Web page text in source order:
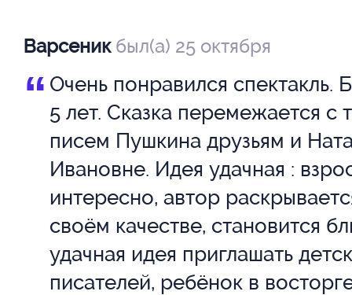
Такого гордая царица
вмиг избавилась от
увести приказала. Но и лес
людей оказался!
Семеро богатырей царевну
стала жить она у них
мирно.
Варсеникбыл(а) 25 октября
“ Очень понравился спектакль.
5 лет. Сказка перемежается с
писем Пушкина друзьям и
Ивановне. Идея удачная :
интересно, автор
своём качестве, становится
удачная идея приглашать
писателей, ребёнок в